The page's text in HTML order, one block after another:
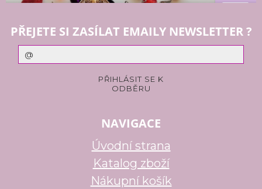
PŘEJETE SI ZASÍLAT EMAILY NEWSLETTER ?
NAVIGACE
Úvodní strana
Katalog zboží
Nákupní košík